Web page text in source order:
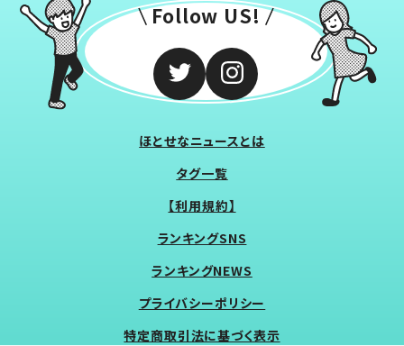
Follow US!
ほとせなニュースとは
タグ一覧
【利用規約】
ランキングSNS
ランキングNEWS
プライバシーポリシー
特定商取引法に基づく表示